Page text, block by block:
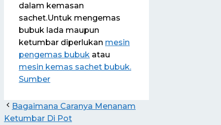
dalam kemasan
sachet.Untuk mengemas
bubuk lada maupun
ketumbar diperlukan mesin
pengemas bubuk atau
mesin kemas sachet bubuk.
Sumber
Bagaimana Caranya Menanam
Ketumbar Di Pot